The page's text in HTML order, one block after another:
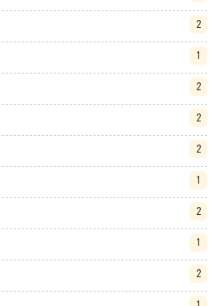
2
1
2
2
2
1
2
1
2